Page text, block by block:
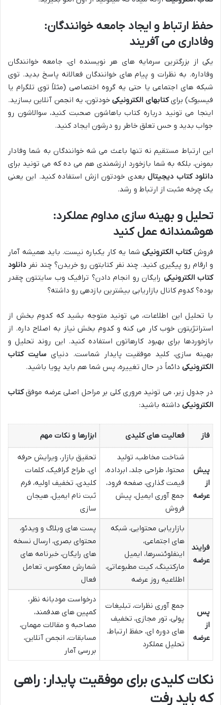
حفظ ارتباط و ایجاد جامعه خوانندگان:
وفاداری می آفریند
یکی از بزرگترین سرمایه های هر نویسنده ای، جامعه خوانندگان
وفاداره. به نظرات و پیام های خوانندگان فعالانه پاسخ بدید. توی
شبکه های اجتماعی یا حتی یه گروه اختصاصی (مثلاً توی تلگرام یا
فیسبوک) برایکتابهای الکترونیکیخودتون، یه انجمن آنلاین بسازید.
اینجا می تونید درباره کتاب باهاشون صحبت کنید، سوالاشون رو
جواب بدید و حس تعلق خاطر رو درشون ایجاد کنید.
این ارتباط مستقیم نه تنها باعث می شه خوانندگان به شما وفادار
بمونن، بلکه به شما بازخورد ارزشمندی هم می ده که می تونید برای
دانلود کتاب دیجیتالبعدی خودتون ازش استفاده کنید. این یعنی
یک چرخه مثبت از ارتباط و رشد.
تحلیل و بهینه سازی مداوم عملکرد:
هوشمندانه عمل کنید
فروشکتاب الکترونیکیشما یه کار یکباره نیست. باید همیشه آمار
و ارقام رو پیگیری کنید. چند نفر کتابتون رو خریدن؟ چند نفر دانلود
کتاب الکترونیکی رایگان رو انجام دادن؟ ترافیک وب سایتتون چقدر
بوده؟ کدوم کانال بازاریابی بیشترین بازدهی رو داشته؟
با تحلیل این اطلاعات، می تونید متوجه بشید که کدوم بخش از
استراتژیتون خوب کار می کنه و کدوم بخش نیاز به اصلاح داره. از
بازخوردها برای بهبود کارهاتون استفاده کنید. این روند تحلیل و
بهینه سازی، کلید موفقیت پایدار شماست. دنیایسایت کتاب
الکترونیکی دائماً در حال تغییره، پس شما هم باید پویا باشید.
در جدول زیر، می تونید مروری کلی بر مراحل اصلی عرضه موفقکتاب
الکترونیکی داشته باشید:
فاز فعالیت های کلیدی ابزارها و نکات مهم
پیش
از
عرضه
شناخت مخاطب، تولید
محتوا، طراحی جلد، ابرداده،
قیمت گذاری، صفحه فرود،
جمع آوری ایمیل، پیش
فروش
تحقیق بازار، ویرایش حرفه
ای، طراح گرافیک، کلمات
کلیدی، تخفیف اولیه، فرم
ثبت نام ایمیل، هیجان
سازی
فرایند
عرضه
بازاریابی محتوایی، شبکه
های اجتماعی،
اینفلوئنسرها، ایمیل
مارکتینگ، کیت مطبوعاتی،
اطلاعیه روز عرضه
پست های وبلاگ و ویدئو،
محتوای بصری، ارسال نسخه
های رایگان، خبرنامه های
شمارش معکوس، تعامل
فعال
پس
از
عرضه
جمع آوری نظرات، تبلیغات
پولی، تور مجازی، تخفیف
های دوره ای، حفظ ارتباط،
تحلیل عملکرد
درخواست مودبانه نظر،
کمپین های هدفمند،
مصاحبه و مقالات مهمان،
مسابقات، انجمن آنلاین،
بررسی آمار
نکات کلیدی برای موفقیت پایدار: راهی
که باید رفت